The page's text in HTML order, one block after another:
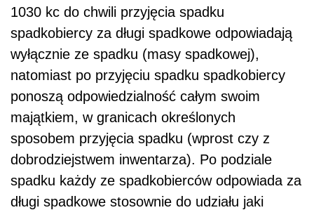
1030 kc do chwili przyjęcia spadku
spadkobiercy za długi spadkowe odpowiadają
wyłącznie ze spadku (masy spadkowej),
natomiast po przyjęciu spadku spadkobiercy
ponoszą odpowiedzialność całym swoim
majątkiem, w granicach określonych
sposobem przyjęcia spadku (wprost czy z
dobrodziejstwem inwentarza). Po podziale
spadku każdy ze spadkobierców odpowiada za
długi spadkowe stosownie do udziału jaki